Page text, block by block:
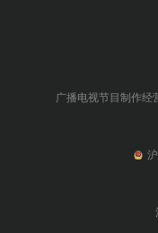
广播电视节目制作经